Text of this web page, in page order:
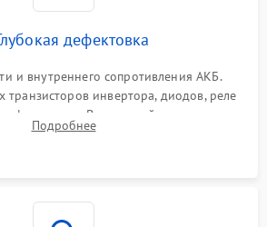
дефектовка
и внутреннего сопротивления АКБ.
транзисторов инвертора, диодов, реле
Визуальный поиск вздутых
и прогаров на печатной плате.
Подробнее